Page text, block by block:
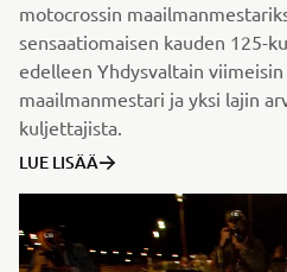
motocrossin
sensaatiomaisen kauden 125-
edelleen Yhdysvaltain
maailmanmestari ja yksi lajin
kuljettajista.
LUE LISÄÄ